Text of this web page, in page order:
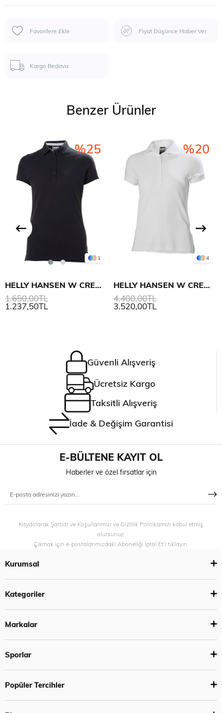
Favorilere Ekle Fiyat Düşünce Haber Ver
Kargo Bedava
Benzer Ürünler
1
HELLY HANSEN W CREW PIQUE 2 POLO
1.237,50TL
1.650,00TL
%25
4
HELLY HANSEN W CREWLINE POLO
3.520,00TL
4.400,00TL
%20
Güvenli Alışveriş
Ücretsiz Kargo
Taksitli Alışveriş
İade & Değişim Garantisi
E-BÜLTENE KAYIT OL
Haberler ve özel fırsatlar için
Kaydolarak Şartlar ve Koşullarımızı ve Gizlilik Politikamızı kabul etmiş
olursunuz.
Çıkmak için e-postalarımızdaki Aboneliği İptal Et’i tıklayın.
Kurumsal
Kategoriler
Markalar
Sporlar
Popüler Tercihler